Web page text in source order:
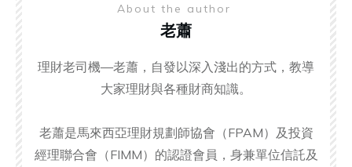
About the author
老蕭
理財老司機—老蕭，自發以深入淺出的方式，教導
大家理財與各種財商知識。
老蕭是馬來西亞理財規劃師協會（FPAM）及投資
經理聯合會（FIMM）的認證會員，身兼單位信託及